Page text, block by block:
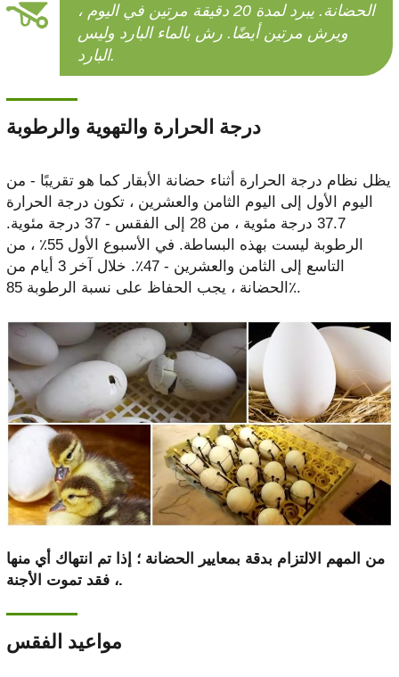
الحضانة. يبرد لمدة 20 دقيقة مرتين في اليوم ،
ويرش مرتين أيضًا. رش بالماء البارد وليس
البارد.
درجة الحرارة والتهوية والرطوبة
يظل نظام درجة الحرارة أثناء حضانة الأبقار كما هو تقريبًا - من
اليوم الأول إلى اليوم الثامن والعشرين ، تكون درجة الحرارة
37.7 درجة مئوية ، من 28 إلى الفقس - 37 درجة مئوية.
الرطوبة ليست بهذه البساطة. في الأسبوع الأول 55٪ ، من
التاسع إلى الثامن والعشرين - 47٪. خلال آخر 3 أيام من
الحضانة ، يجب الحفاظ على نسبة الرطوبة 85٪.
من المهم الالتزام بدقة بمعايير الحضانة ؛ إذا تم انتهاك أي منها
، فقد تموت الأجنة.
مواعيد الفقس